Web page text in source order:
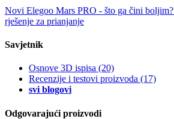
Novi Elegoo Mars PRO - što ga čini boljim?
rješenje za prianjanje
Savjetnik
Osnove 3D ispisa (20)
Recenzije i testovi proizvoda (17)
svi blogovi
Odgovarajući proizvodi